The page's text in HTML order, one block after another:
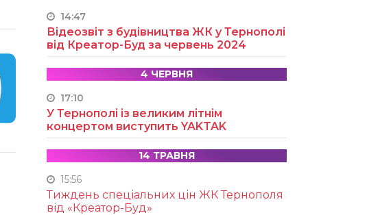
14:47
Відеозвіт з будівництва ЖК у Тернополі
від Креатор-Буд за червень 2024
4 ЧЕРВНЯ
17:10
У Тернополі із великим літнім
концертом виступить YAKTAK
14 ТРАВНЯ
15:56
Тиждень спеціальних цін ЖК Тернополя
від «Креатор-Буд»